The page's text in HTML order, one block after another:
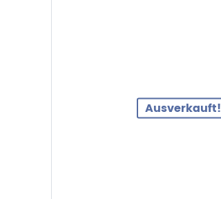
Ausverkauft!